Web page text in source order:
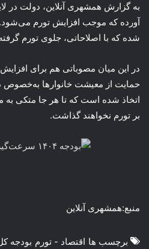
به گزارش همشهری آنلاین، دولت در
آورده که موجب افزایش تورم
شده که با اصلاحاتی، جلوی تورم
در این میان مصوباتی هم برای
حمایت از معیشت خانوارها به‌خصوص
اتخاذ شده است که تا هر جا متکی به
بر تورم نخواهند گذاشت.
منبع:همشهری آنلاین
برچسب ها اقتصاد - تورم بودجه